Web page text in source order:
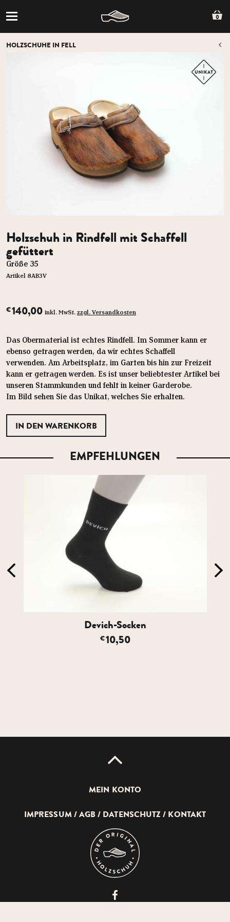
0
HOLZSCHUHE IN FELL
Holzschuh in Rindfell mit Schaffell
gefüttert
Größe 35
Artikel 8AB3V
€140,00 inkl. MwSt. zzgl. Versandkosten
Das Obermaterial ist echtes Rindfell. Im Sommer kann er
ebenso getragen werden, da wir echtes Schaffell
verwenden. Am Arbeitsplatz, im Garten bis hin zur Freizeit
kann er getragen werden. Es ist unser beliebtester Artikel bei
unseren Stammkunden und fehlt in keiner Garderobe.
Im Bild sehen Sie das Unikat, welches Sie erhalten.
EMPFEHLUNGEN
Devich-Socken
€10,50
MEIN KONTO
IMPRESSUM AGB DATENSCHUTZ KONTAKT